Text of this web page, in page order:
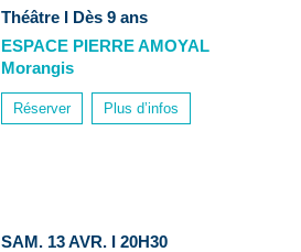
Théâtre I Dès 9 ans
ESPACE PIERRE AMOYAL
Morangis
Réserver Plus d’infos
SAM. 13 AVR. I 20H30